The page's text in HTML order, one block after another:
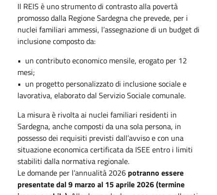
Il REIS è uno strumento di contrasto alla povertà
promosso dalla Regione Sardegna che prevede, per i
nuclei familiari ammessi, l’assegnazione di un budget di
inclusione composto da:
•⁠ ⁠un contributo economico mensile, erogato per 12
mesi;
•⁠ ⁠un progetto personalizzato di inclusione sociale e
lavorativa, elaborato dal Servizio Sociale comunale.
La misura è rivolta ai nuclei familiari residenti in
Sardegna, anche composti da una sola persona, in
possesso dei requisiti previsti dall’avviso e con una
situazione economica certificata da ISEE entro i limiti
stabiliti dalla normativa regionale.
Le domande per l’annualità 2026 potranno essere
presentate dal 9 marzo al 15 aprile 2026 (termine